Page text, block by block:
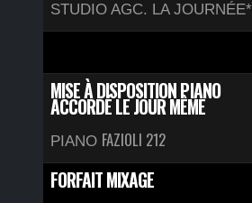
STUDIO AGC. LA JOURNÉE*
MISE À DISPOSITION PIANO
ACCORDÉ LE JOUR MÊME
PIANO FAZIOLI 212
FORFAIT MIXAGE